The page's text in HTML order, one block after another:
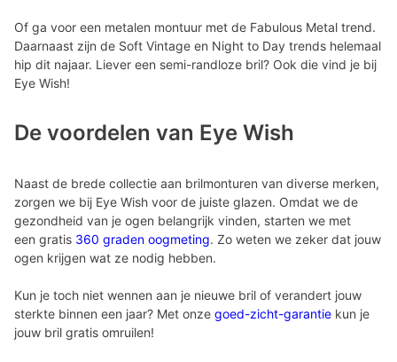
Of ga voor een metalen montuur met de Fabulous Metal trend.
Daarnaast zijn de Soft Vintage en Night to Day trends helemaal
hip dit najaar. Liever een semi-randloze bril? Ook die vind je bij
Eye Wish!
De voordelen van Eye Wish
Naast de brede collectie aan brilmonturen van diverse merken,
zorgen we bij Eye Wish voor de juiste glazen. Omdat we de
gezondheid van je ogen belangrijk vinden, starten we met
een gratis 360 graden oogmeting. Zo weten we zeker dat jouw
ogen krijgen wat ze nodig hebben.
Kun je toch niet wennen aan je nieuwe bril of verandert jouw
sterkte binnen een jaar? Met onze goed-zicht-garantie kun je
jouw bril gratis omruilen!